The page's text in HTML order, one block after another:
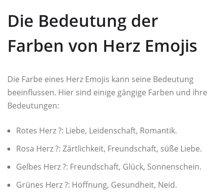
Die Bedeutung der
Farben von Herz Emojis
Die Farbe eines Herz Emojis kann seine Bedeutung
beeinflussen. Hier sind einige gängige Farben und ihre
Bedeutungen:
Rotes Herz ?: Liebe, Leidenschaft, Romantik.
Rosa Herz ?: Zärtlichkeit, Freundschaft, süße Liebe.
Gelbes Herz ?: Freundschaft, Glück, Sonnenschein.
Grünes Herz ?: Hoffnung, Gesundheit, Neid.